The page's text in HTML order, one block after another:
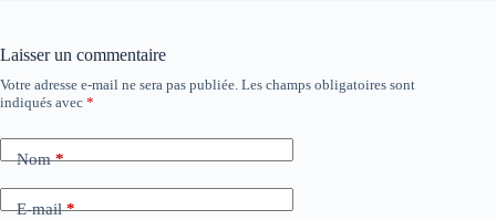
Laisser un commentaire
Votre adresse e-mail ne sera pas publiée. Les champs obligatoires sont
indiqués avec *
Nom*
E-mail*